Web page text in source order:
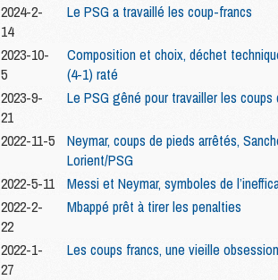
2024-2-
14
Le PSG a travaillé les coup-francs
2023-10-
5
Composition et choix, déchet
(4-1) raté
2023-9-
21
Le PSG gêné pour travailler les coups
2022-11-5
Neymar, coups de pieds arrêtés,
Lorient/PSG
2022-5-11
Messi et Neymar, symboles de
2022-2-
22
Mbappé prêt à tirer les penalties
2022-1-
27
Les coups francs, une vieille